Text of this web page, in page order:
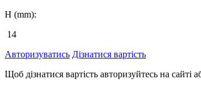
H (mm):
14
Авторизуватись Дізнатися вартість
Щоб дізнатися вартість авторизуйтесь на